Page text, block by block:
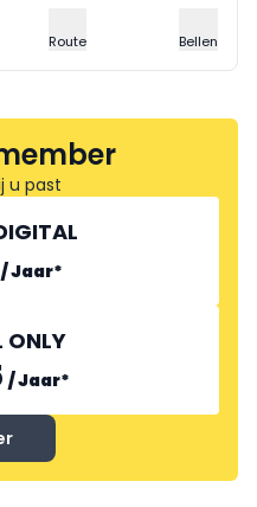
Route Bellen
u past
/Jaar*
ONLY
/Jaar*